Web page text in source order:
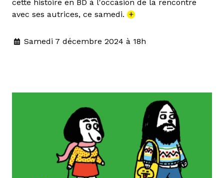
cette histoire en BD à l'occasion de la rencontre
avec ses autrices, ce samedi. +
Samedi 7 décembre 2024 à 18h